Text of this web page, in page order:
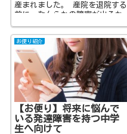
産まれました。 産院を退院する
前に、なんらかの障害が出るか
が...
お便り紹介
【お便り】将来に悩んで
いる発達障害を持つ中学
生へ向けて